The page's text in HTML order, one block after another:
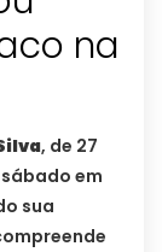
na
, de 27
em
sua